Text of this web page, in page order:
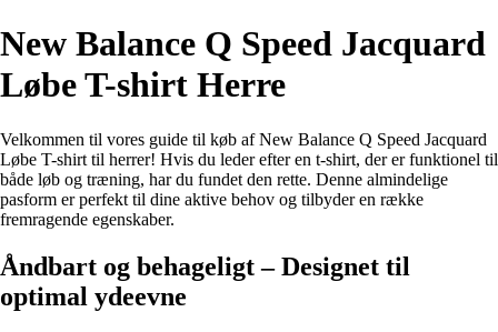
New Balance Q Speed Jacquard
Løbe T-shirt Herre
Velkommen til vores guide til køb af New Balance Q Speed Jacquard
Løbe T-shirt til herrer! Hvis du leder efter en t-shirt, der er funktionel til
både løb og træning, har du fundet den rette. Denne almindelige
pasform er perfekt til dine aktive behov og tilbyder en række
fremragende egenskaber.
Åndbart og behageligt – Designet til
optimal ydeevne